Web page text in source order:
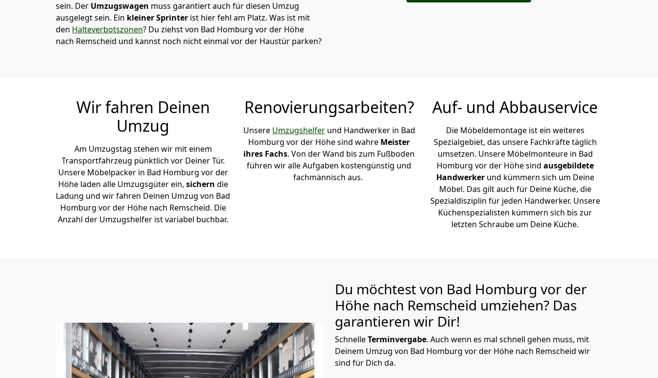
sein. Der Umzugswagen muss garantiert auch für diesen Umzug
ausgelegt sein. Ein kleiner Sprinter ist hier fehl am Platz. Was ist mit
den Halteverbotszonen? Du ziehst von Bad Homburg vor der Höhe
nach Remscheid und kannst noch nicht einmal vor der Haustür parken?
Wir fahren Deinen
Umzug
Am Umzugstag stehen wir mit einem
Transportfahrzeug pünktlich vor Deiner Tür.
Unsere Möbelpacker in Bad Homburg vor der
Höhe laden alle Umzugsgüter ein, sichern die
Ladung und wir fahren Deinen Umzug von Bad
Homburg vor der Höhe nach Remscheid. Die
Anzahl der Umzugshelfer ist variabel buchbar.
Renovierungsarbeiten?
Unsere Umzugshelferund Handwerker in Bad
Homburg vor der Höhe sind wahre Meister
ihres Fachs. Von der Wand bis zum Fußboden
führen wir alle Aufgaben kostengünstig und
fachmännisch aus.
Auf- und Abbauservice
Die Möbeldemontage ist ein weiteres
Spezialgebiet, das unsere Fachkräfte täglich
umsetzen. Unsere Möbelmonteure in Bad
Homburg vor der Höhe sind ausgebildete
Handwerker und kümmern sich um Deine
Möbel. Das gilt auch für Deine Küche, die
Spezialdisziplin für jeden Handwerker. Unsere
Küchenspezialisten kümmern sich bis zur
letzten Schraube um Deine Küche.
Du möchtest von Bad Homburg vor der
Höhe nach Remscheid umziehen? Das
garantieren wir Dir!
SchnelleTerminvergabe. Auch wenn es mal schnell gehen muss, mit
Deinem Umzug von Bad Homburg vor der Höhe nach Remscheid wir
sind für Dich da.